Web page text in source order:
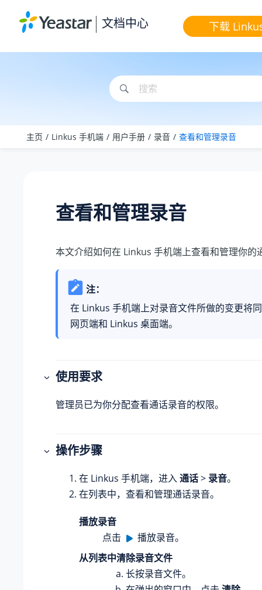
文档中心 下载
主页 Linkus 手机端 用户手册 录音 查看和管理录音
查看和管理录音
本文介绍如何在 Linkus 手机端上查看和管理你的
注：
在 Linkus 手机端上对录音文件所做的变更将
网页端和 Linkus 桌面端。
使用要求
管理员已为你分配查看通话录音的权限。
操作步骤
在 Linkus 手机端，进入通话> 录音。
在列表中，查看和管理通话录音。
播放录音
点击
播放录音。
从列表中清除录音文件
长按录音文件。